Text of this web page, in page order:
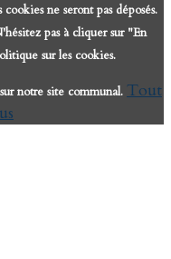
ne seront pas déposés.
pas à cliquer sur "En
sur les cookies.
notre site communal. Tout